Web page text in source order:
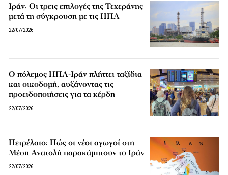
Ιράν: Οι τρεις επιλογές της Τεχεράνης
μετά τη σύγκρουση με τις ΗΠΑ
22/07/2026
Ο πόλεμος ΗΠΑ-Ιράν πλήττει ταξίδια
και οικοδομή, αυξάνοντας τις
προειδοποιήσεις για τα κέρδη
22/07/2026
Πετρέλαιο: Πώς οι νέοι αγωγοί στη
Μέση Ανατολή παρακάμπτουν το Ιράν
22/07/2026